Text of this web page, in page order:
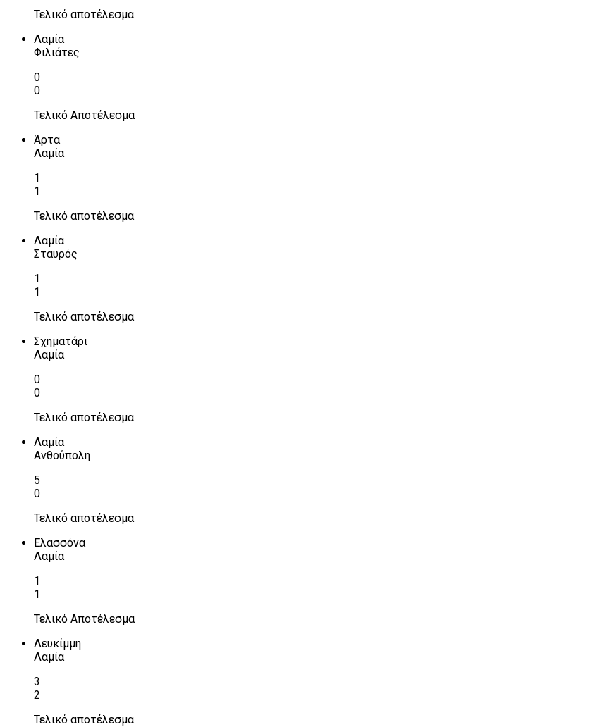
Τελικό αποτέλεσμα
Λαμία
Φιλιάτες
0
0
Τελικό Αποτέλεσμα
Άρτα
Λαμία
1
1
Τελικό αποτέλεσμα
Λαμία
Σταυρός
1
1
Τελικό αποτέλεσμα
Σχηματάρι
Λαμία
0
0
Τελικό αποτέλεσμα
Λαμία
Ανθούπολη
5
0
Τελικό αποτέλεσμα
Ελασσόνα
Λαμία
1
1
Τελικό Αποτέλεσμα
Λευκίμμη
Λαμία
3
2
Τελικό αποτέλεσμα